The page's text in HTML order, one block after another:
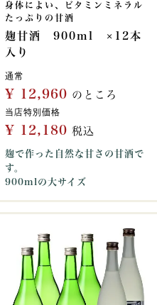
身体によい、ビタミンミネラル
たっぷりの甘酒
麹甘酒 900ml ×12本
入り
通常
¥ 12,960 のところ
当店特別価格
¥ 12,180 税込
麹で作った自然な甘さの甘酒で
す。
900mlの大サイズ